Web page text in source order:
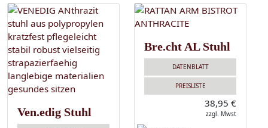
Ven.edig Stuhl
Bre.cht AL Stuhl
DATENBLATT
PREISLISTE
38,95 €
zzgl. Mwst